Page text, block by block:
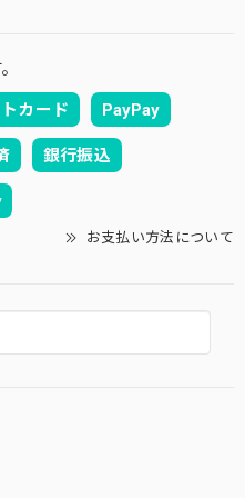
カード PayPay
銀行振込
お支払い方法について